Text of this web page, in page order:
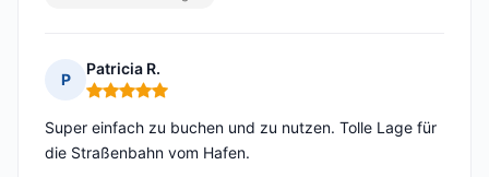
P
Patricia R.
Hinweis: 5 von 5
Super einfach zu buchen und zu nutzen. Tolle Lage für
die Straßenbahn vom Hafen.